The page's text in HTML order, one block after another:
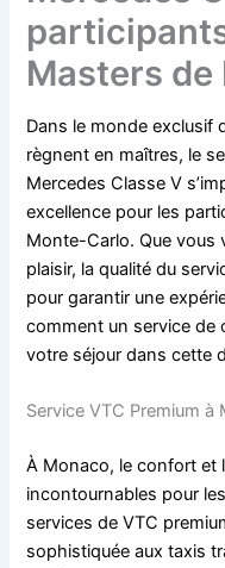
Masters
Dans le monde exclusif
règnent en maîtres, le
Mercedes Classe V
excellence pour les
Monte-Carlo. Que vous
plaisir, la qualité du
pour garantir une
comment un service de
votre séjour dans cette
Service VTC Premium
À Monaco, le confort et
incontournables pour
services de VTC
sophistiquée aux taxis